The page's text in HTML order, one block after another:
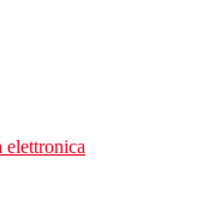
elettronica